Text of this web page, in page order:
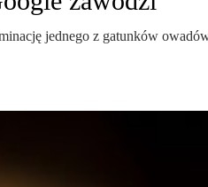
jednego z gatunków